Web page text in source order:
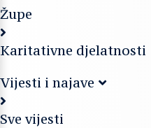
Župe
Karitativne djelatnosti
Vijesti i najave
Sve vijesti